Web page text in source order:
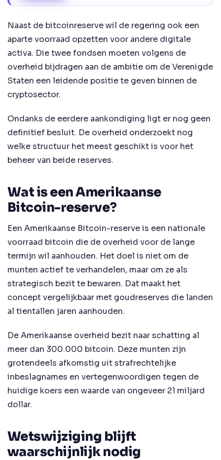
Naast de bitcoinreserve wil de regering ook een
aparte voorraad opzetten voor andere digitale
activa. Die twee fondsen moeten volgens de
overheid bijdragen aan de ambitie om de Verenigde
Staten een leidende positie te geven binnen de
cryptosector.
Ondanks de eerdere aankondiging ligt er nog geen
definitief besluit. De overheid onderzoekt nog
welke structuur het meest geschikt is voor het
beheer van beide reserves.
Wat is een Amerikaanse
Bitcoin-reserve?
Een Amerikaanse Bitcoin-reserve is een nationale
voorraad bitcoin die de overheid voor de lange
termijn wil aanhouden. Het doel is niet om de
munten actief te verhandelen, maar om ze als
strategisch bezit te bewaren. Dat maakt het
concept vergelijkbaar met goudreserves die landen
al tientallen jaren aanhouden.
De Amerikaanse overheid bezit naar schatting al
meer dan 300.000 bitcoin. Deze munten zijn
grotendeels afkomstig uit strafrechtelijke
inbeslagnames en vertegenwoordigen tegen de
huidige koers een waarde van ongeveer 21 miljard
dollar.
Wetswijziging blijft
waarschijnlijk nodig